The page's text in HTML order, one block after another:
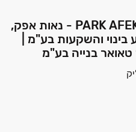
פרויקט פארק אפקה - PARK AFEKA - נאות אפק,
והשקעות בע"מ |
בנייה בע"מ